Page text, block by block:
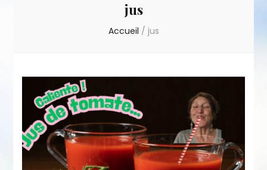
jus
Accueil / jus